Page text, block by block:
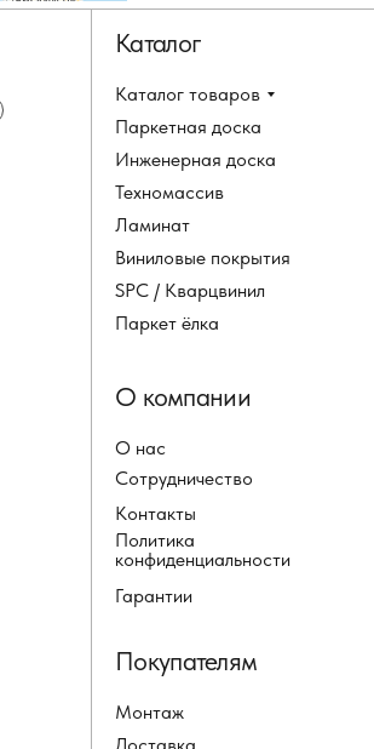
Каталог товаров
Паркетная доска
Инженерная доска
Техномассив
Каталог
Ламинат
Виниловые покрытия
SPC / Кварцвинил
Паркет ёлка
О нас
Сотрудничество
Контакты
Политика
конфиденциальности
О компании
Монтаж
Покупателям
Гарантии